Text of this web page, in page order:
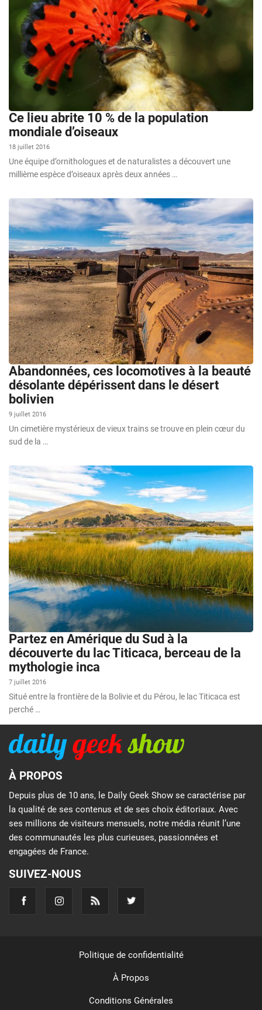
Ce lieu abrite 10 % de la population
mondiale d’oiseaux
18 juillet 2016
Une équipe d’ornithologues et de naturalistes a découvert une
millième espèce d’oiseaux après deux années …
Abandonnées, ces locomotives à la beauté
désolante dépérissent dans le désert
bolivien
9 juillet 2016
Un cimetière mystérieux de vieux trains se trouve en plein cœur du
sud de la …
Partez en Amérique du Sud à la
découverte du lac Titicaca, berceau de la
mythologie inca
7 juillet 2016
Situé entre la frontière de la Bolivie et du Pérou, le lac Titicaca est
perché …
À PROPOS
Depuis plus de 10 ans, le Daily Geek Show se caractérise par
la qualité de ses contenus et de ses choix éditoriaux. Avec
ses millions de visiteurs mensuels, notre média réunit l’une
des communautés les plus curieuses, passionnées et
engagées de France.
SUIVEZ-NOUS
Politique de confidentialité
À Propos
Conditions Générales